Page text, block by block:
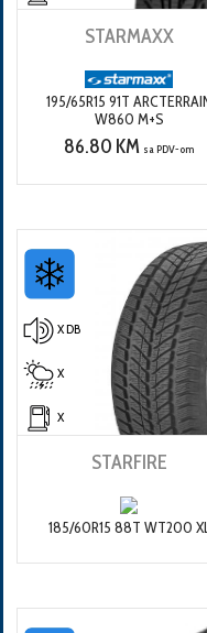
STARMAXX
195/65R15 91T
W860 M+S
86.80 KM sa PDV-om
X DB
X
X
STARFIRE
185/60R15 88T WT200